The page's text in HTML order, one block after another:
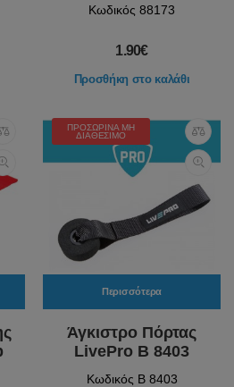
Κωδικός 88173
1.90€
Προσθήκη στο καλάθι
ΠΡΟΣΩΡΙΝΆ ΜΗ
ΔΙΑΘΈΣΙΜΟ
Περισσότερα
Άγκιστρο Πόρτας
LivePro Β 8403
Κωδικός Β 8403